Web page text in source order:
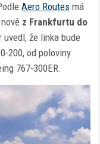
Aero Routes má
z Frankfurtu do
že linka bude
200, od poloviny
767-300ER.